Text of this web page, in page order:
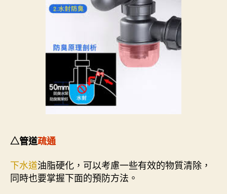
△管道疏通
下水道油脂硬化，可以考慮一些有效的物質清除，
同時也要掌握下面的預防方法。